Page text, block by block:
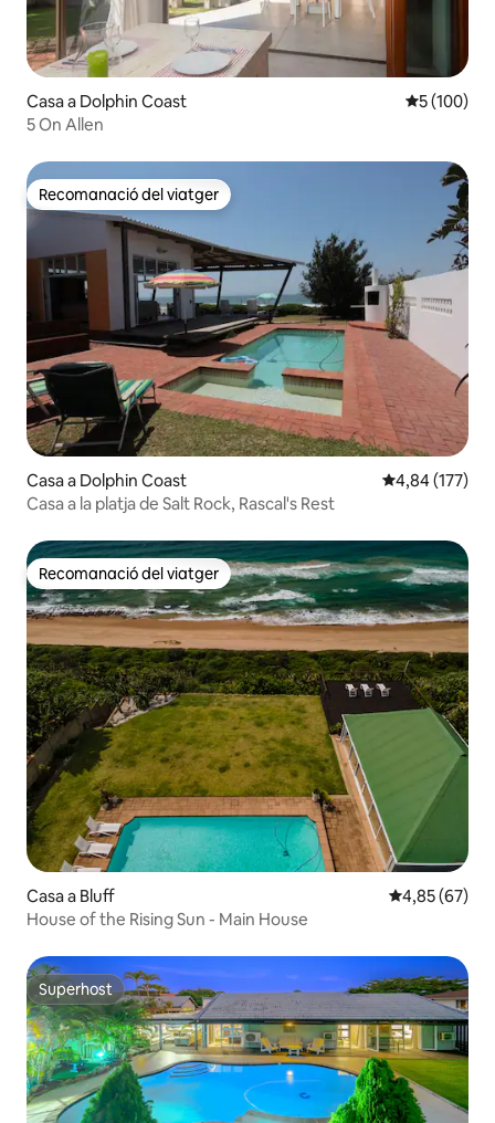
Casa a Dolphin Coast 5 de
5 (100)
5 On Allen
Recomanació del viatger
Recomanació del viatger
Casa a Dolphin Coast 4,84 de
4,84 (177)
Casa a la platja de Salt Rock, Rascal's Rest
Recomanació del viatger
Recomanació del viatger
Casa a Bluff 4,85 de
4,85 (67)
House of the Rising Sun - Main House
Superhost
Superhost